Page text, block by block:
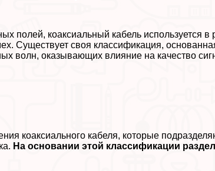
полей, коаксиальный кабель используется в
Существует своя классификация,
волн, оказывающих влияние на качество
коаксиального кабеля, которые
На основании этой классификации